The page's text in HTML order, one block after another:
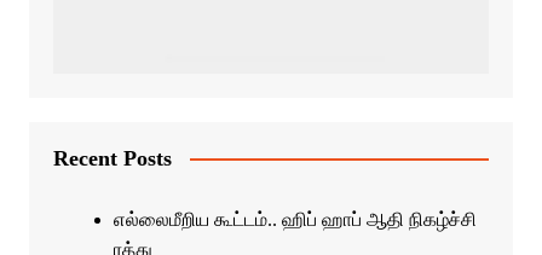
Recent Posts
எல்லைமீறிய கூட்டம்.. ஹிப் ஹாப் ஆதி நிகழ்ச்சி
ரத்து